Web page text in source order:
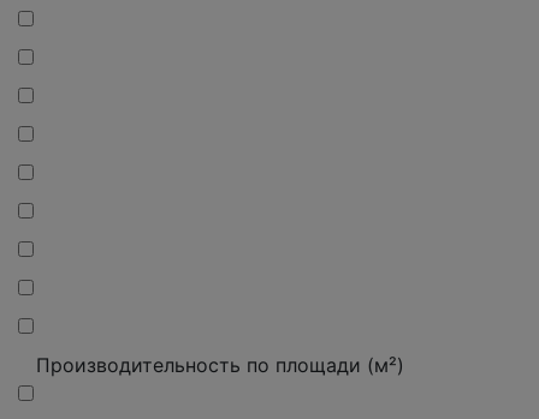
Производительность по площади (м²)